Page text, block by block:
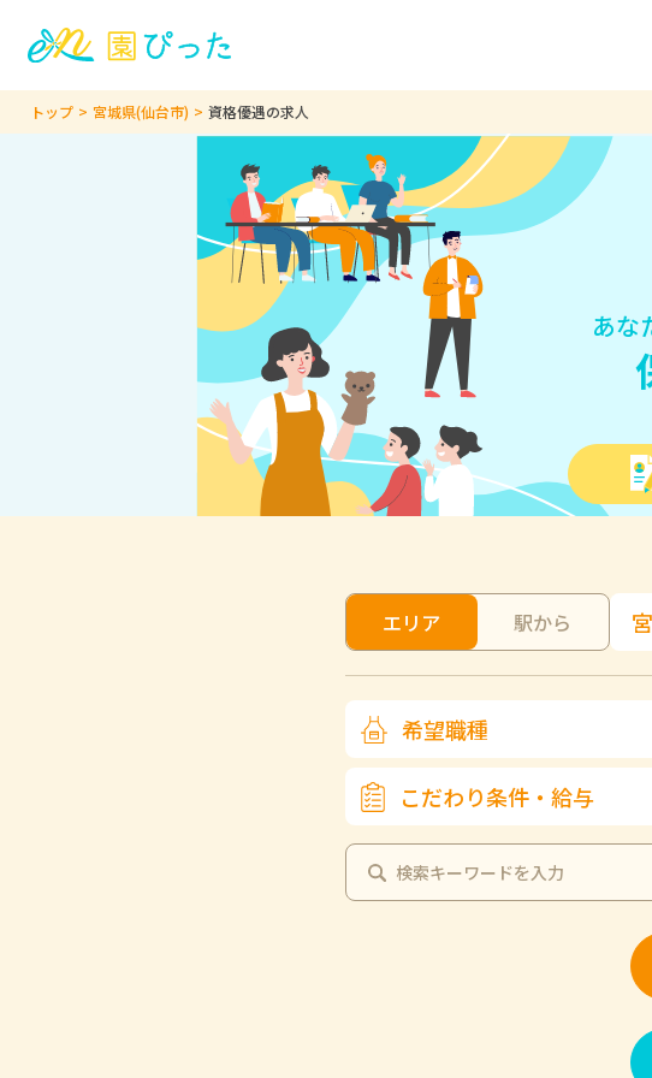
トップ 宮城県(仙台市) 資格優遇の求人
あな
エリア 駅から
希望職種
こだわり条件・給与